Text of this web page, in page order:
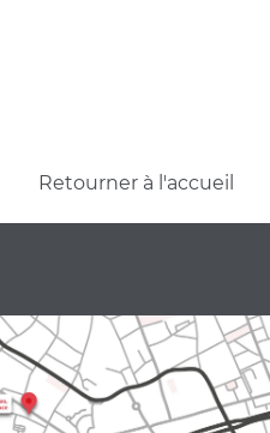
Retourner à l'accueil